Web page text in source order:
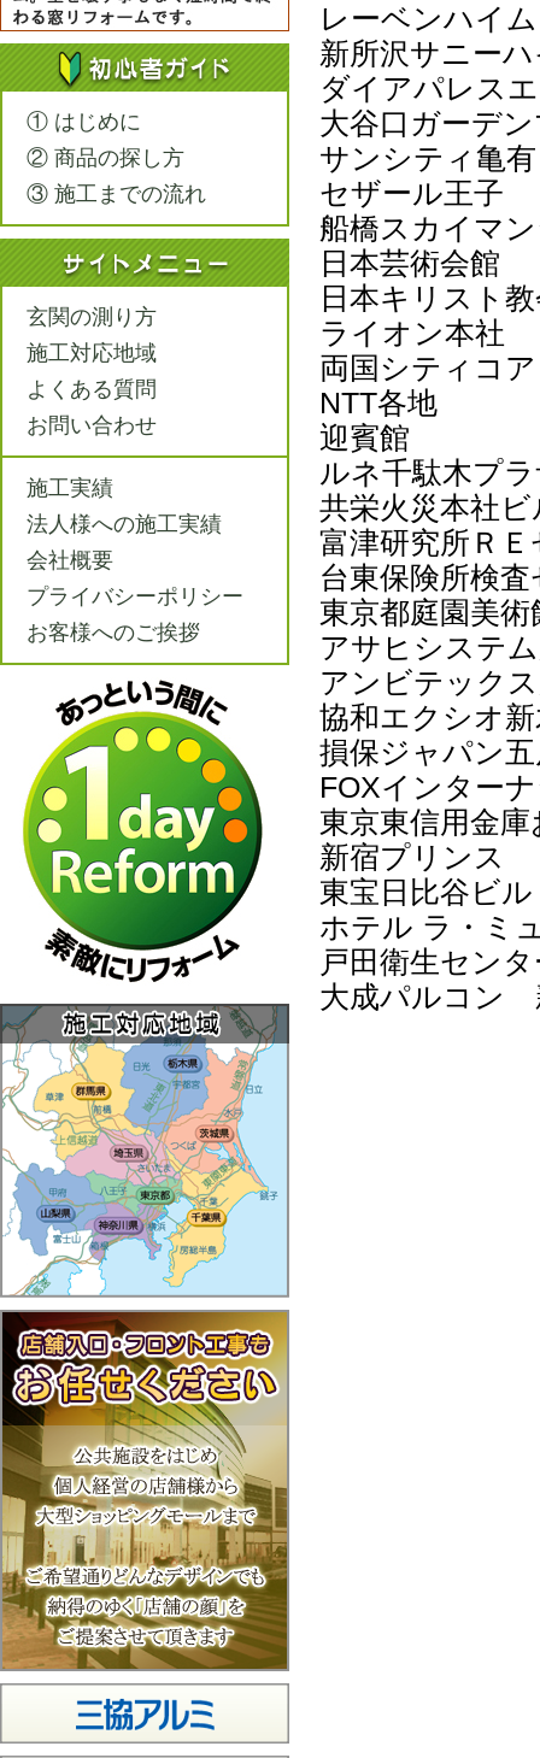
レーベンハイ
新所沢サニー
ダイアパレス
大谷口ガーデ
サンシティ亀有
セザール王子
船橋スカイマ
日本芸術会館
日本キリスト
ライオン本社
両国シティコア
NTT各地
迎賓館
ルネ千駄木プ
共栄火災本社ビ
富津研究所Ｒ
台東保険所検
東京都庭園美術
アサヒシステ
アンビテック
協和エクシオ
損保ジャパン
FOXインター
東京東信用金
新宿プリンス
東宝日比谷ビル
ホテル ラ・ミ
戸田衛生セン
大成パルコン
① はじめに
② 商品の探し方
③ 施工までの流れ
玄関の測り方
施工対応地域
よくある質問
お問い合わせ
施工実績
法人様への施工実績
会社概要
プライバシーポリシー
お客様へのご挨拶